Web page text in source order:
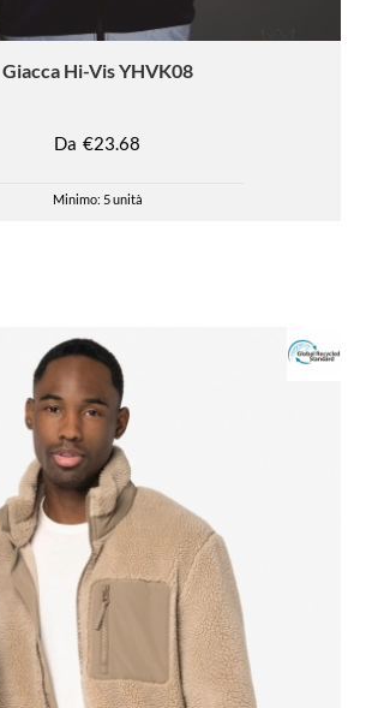
Giacca Hi-Vis YHVK08
Da €23.68
Minimo: 5 unità